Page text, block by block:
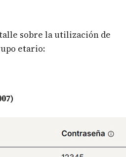
sobre la utilización de
etario: